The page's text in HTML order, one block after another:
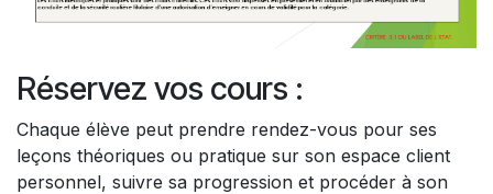
Réservez vos cours :
Chaque élève peut prendre rendez-vous pour ses
leçons théoriques ou pratique sur son espace client
personnel, suivre sa progression et procéder à son